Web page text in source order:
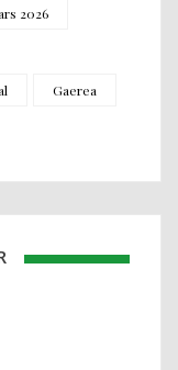
2026
Gaerea